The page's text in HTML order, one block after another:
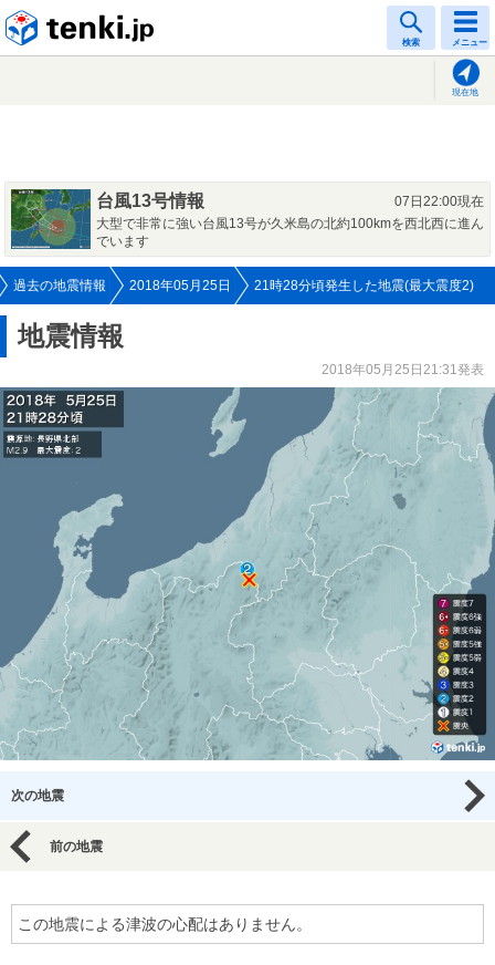
検索 メニュー
現在地
台風13号情報
07日22:00現在
大型で非常に強い台風13号が久米島の北約100kmを西北西に進ん
でいます
過去の地震情報 2018年05月25日 21時28分頃発生した地震(最大震度2)
地震情報
2018年05月25日21:31発表
次の地震
前の地震
この地震による津波の心配はありません。